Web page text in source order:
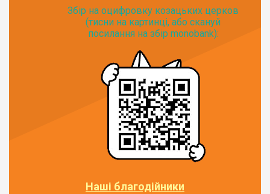
Збір на оцифровку козацьких церков
(тисни на картинці, або скануй
посилання на збір monobank):
Наші благодійники